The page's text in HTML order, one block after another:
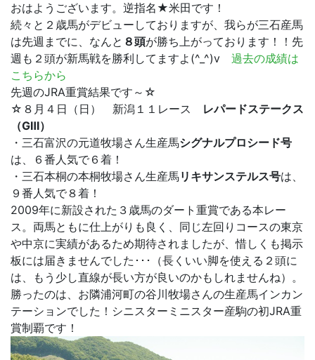
おはようございます。逆指名★米田です！
続々と２歳馬がデビューしておりますが、我らが三石産馬
は先週までに、なんと ８頭が勝ち上がっております！！先
週も２頭が新馬戦を勝利してますよ(^_^)v 過去の成績は
こちらから
先週のJRA重賞結果です～☆
☆８月４日（日） 新潟１１レース レパードステークス
（GⅢ）
・三石富沢の元道牧場さん生産馬シグナルプロシード号
は、６番人気で６着！
・三石本桐の本桐牧場さん生産馬リキサンステルス号は、
９番人気で８着！
2009年に新設された３歳馬のダート重賞である本レー
ス。両馬ともに仕上がりも良く、同じ左回りコースの東京
や中京に実績があるため期待されましたが、惜しくも掲示
板には届きませんでした･･･（長くいい脚を使える２頭に
は、もう少し直線が長い方が良いのかもしれませんね）。
勝ったのは、お隣浦河町の谷川牧場さんの生産馬インカン
テーションでした！シニスターミニスター産駒の初JRA重
賞制覇です！